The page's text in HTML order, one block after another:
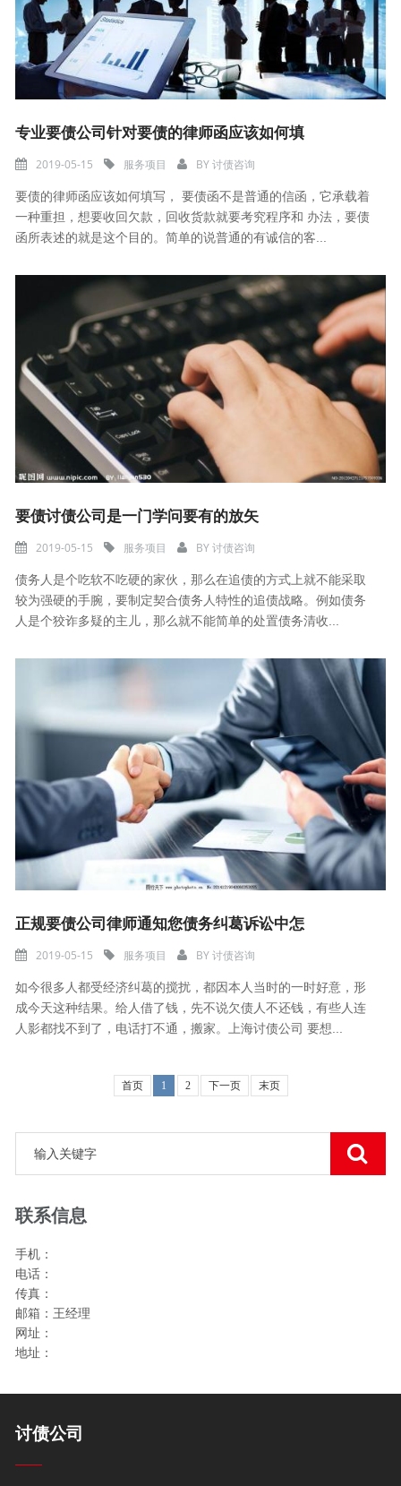
专业要债公司针对要债的律师函应该如何填
2019-05-15 服务项目 BY讨债咨询
要债的律师函应该如何填写， 要债函不是普通的信函，它承载着
一种重担，想要收回欠款，回收货款就要考究程序和 办法，要债
函所表述的就是这个目的。简单的说普通的有诚信的客...
要债讨债公司是一门学问要有的放矢
2019-05-15 服务项目 BY讨债咨询
债务人是个吃软不吃硬的家伙，那么在追债的方式上就不能采取
较为强硬的手腕，要制定契合债务人特性的追债战略。例如债务
人是个狡诈多疑的主儿，那么就不能简单的处置债务清收...
正规要债公司律师通知您债务纠葛诉讼中怎
2019-05-15 服务项目 BY讨债咨询
如今很多人都受经济纠葛的搅扰，都因本人当时的一时好意，形
成今天这种结果。给人借了钱，先不说欠债人不还钱，有些人连
人影都找不到了，电话打不通，搬家。上海讨债公司 要想...
首页 1 2 下一页 末页
联系信息
手机：
电话：
传真：
邮箱：王经理
网址：
地址：
讨债公司